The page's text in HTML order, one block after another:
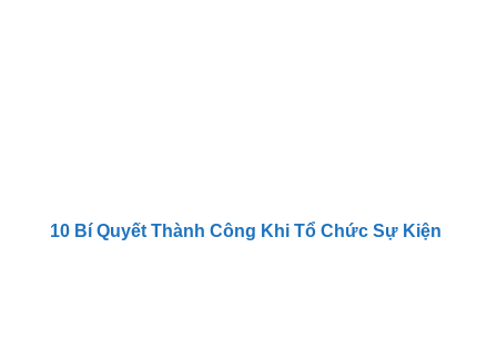
10 Bí Quyết Thành Công Khi Tổ Chức Sự Kiện